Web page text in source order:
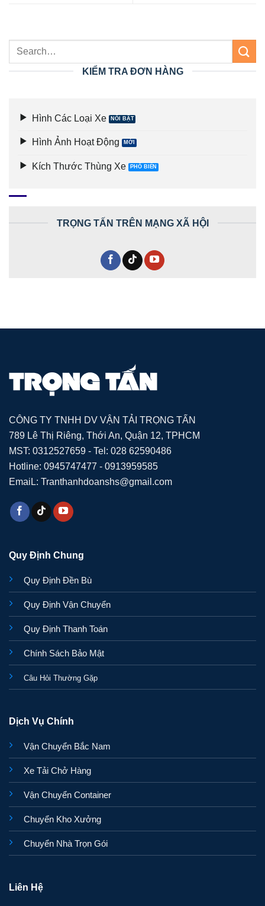
KIỂM TRA ĐƠN HÀNG
Hình Các Loại Xe
Hình Ảnh Hoạt Động
Kích Thước Thùng Xe
TRỌNG TẤN TRÊN MẠNG XÃ HỘI
CÔNG TY TNHH DV VẬN TẢI TRỌNG TẤN
789 Lê Thị Riêng, Thới An, Quận 12, TPHCM
MST: 0312527659 - Tel: 028 62590486
Hotline: 0945747477 - 0913959585
EmaiL: Tranthanhdoanshs@gmail.com
Quy Định Chung
Quy Định Đền Bù
Quy Định Vận Chuyển
Quy Định Thanh Toán
Chính Sách Bảo Mật
Câu Hỏi Thường Gặp
Dịch Vụ Chính
Vận Chuyển Bắc Nam
Xe Tải Chở Hàng
Vận Chuyển Container
Chuyển Kho Xưởng
Chuyển Nhà Trọn Gói
Liên Hệ